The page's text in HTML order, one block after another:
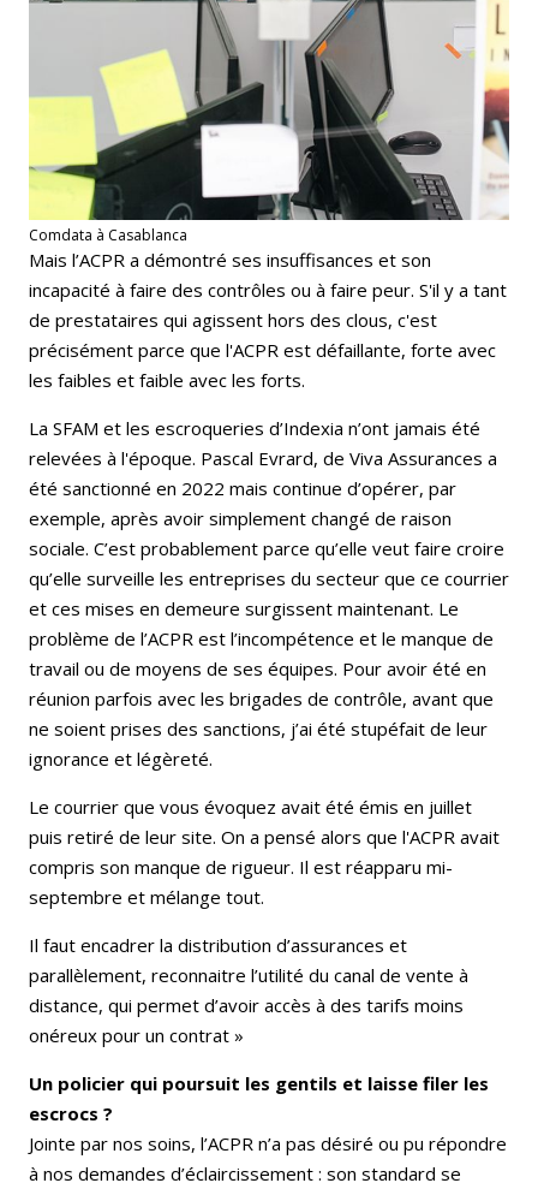
Comdata à Casablanca
Mais l’ACPR a démontré ses insuffisances et son
incapacité à faire des contrôles ou à faire peur. S'il y a tant
de prestataires qui agissent hors des clous, c'est
précisément parce que l'ACPR est défaillante, forte avec
les faibles et faible avec les forts.
La SFAM et les escroqueries d’Indexia n’ont jamais été
relevées à l'époque. Pascal Evrard, de Viva Assurances a
été sanctionné en 2022 mais continue d’opérer, par
exemple, après avoir simplement changé de raison
sociale. C’est probablement parce qu’elle veut faire croire
qu’elle surveille les entreprises du secteur que ce courrier
et ces mises en demeure surgissent maintenant. Le
problème de l’ACPR est l’incompétence et le manque de
travail ou de moyens de ses équipes. Pour avoir été en
réunion parfois avec les brigades de contrôle, avant que
ne soient prises des sanctions, j’ai été stupéfait de leur
ignorance et légèreté.
Le courrier que vous évoquez avait été émis en juillet
puis retiré de leur site. On a pensé alors que l'ACPR avait
compris son manque de rigueur. Il est réapparu mi-
septembre et mélange tout.
Il faut encadrer la distribution d’assurances et
parallèlement, reconnaitre l’utilité du canal de vente à
distance, qui permet d’avoir accès à des tarifs moins
onéreux pour un contrat »
Un policier qui poursuit les gentils et laisse filer les
escrocs ?
Jointe par nos soins, l’ACPR n’a pas désiré ou pu répondre
à nos demandes d’éclaircissement : son standard se